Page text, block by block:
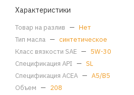
Характеристики
Товар на разлив — Нет
Тип масла — синтетическое
Класс вязкости SAE — 5W-30
Спецификация API — SL
Спецификация ACEA — A5/B5
Объем — 208